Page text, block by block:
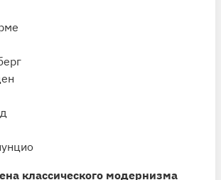
классического модернизма